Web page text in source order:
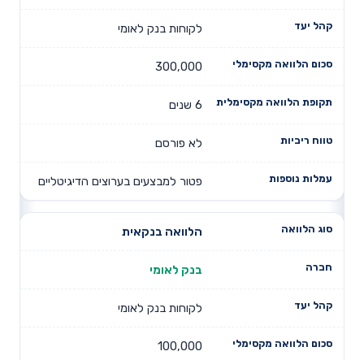
לקוחות בנק לאומי
300,000
6 שנים
לא פורסם
פטור למבצעים בערוצים הדיגיטליים
הלוואה בנקאית
בנק לאומי
לקוחות בנק לאומי
100,000